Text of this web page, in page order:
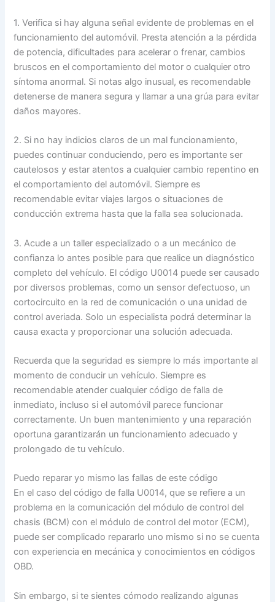
1. Verifica si hay alguna señal evidente de problemas en el
funcionamiento del automóvil. Presta atención a la pérdida
de potencia, dificultades para acelerar o frenar, cambios
bruscos en el comportamiento del motor o cualquier otro
síntoma anormal. Si notas algo inusual, es recomendable
detenerse de manera segura y llamar a una grúa para evitar
daños mayores.
2. Si no hay indicios claros de un mal funcionamiento,
puedes continuar conduciendo, pero es importante ser
cautelosos y estar atentos a cualquier cambio repentino en
el comportamiento del automóvil. Siempre es
recomendable evitar viajes largos o situaciones de
conducción extrema hasta que la falla sea solucionada.
3. Acude a un taller especializado o a un mecánico de
confianza lo antes posible para que realice un diagnóstico
completo del vehículo. El código U0014 puede ser causado
por diversos problemas, como un sensor defectuoso, un
cortocircuito en la red de comunicación o una unidad de
control averiada. Solo un especialista podrá determinar la
causa exacta y proporcionar una solución adecuada.
Recuerda que la seguridad es siempre lo más importante al
momento de conducir un vehículo. Siempre es
recomendable atender cualquier código de falla de
inmediato, incluso si el automóvil parece funcionar
correctamente. Un buen mantenimiento y una reparación
oportuna garantizarán un funcionamiento adecuado y
prolongado de tu vehículo.
Puedo reparar yo mismo las fallas de este código
En el caso del código de falla U0014, que se refiere a un
problema en la comunicación del módulo de control del
chasis (BCM) con el módulo de control del motor (ECM),
puede ser complicado repararlo uno mismo si no se cuenta
con experiencia en mecánica y conocimientos en códigos
OBD.
Sin embargo, si te sientes cómodo realizando algunas